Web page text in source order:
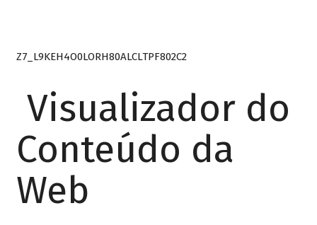
Z7_L9KEH4O0LORH80ALCLTPF802C2
Visualizador do
Conteúdo da
Web